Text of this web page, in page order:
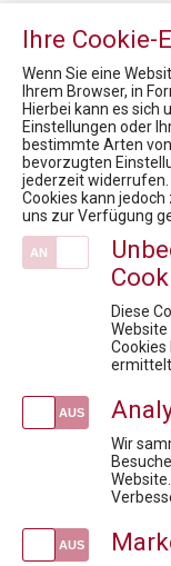
Market Access for
Ihre Cookie-
Wenn Sie eine
Ihrem Browser, in
Hierbei kann es sich
Einstellungen oder
bestimmte Arten
bevorzugten
jederzeit
Cookies kann
uns zur Verfügung
Diese
ermittelt
Wir